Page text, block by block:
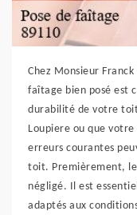
Chez Monsieur
faîtage bien posé est
durabilité de votre
Loupiere ou que
erreurs courantes
toit. Premièrement,
négligé. Il est
adaptés aux